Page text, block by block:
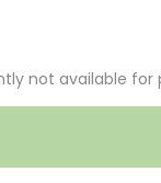
not available for